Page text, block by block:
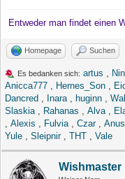
Entweder man findet einen
Homepage Suchen
Es bedanken sich: artus
Anicca777
Hernes_Son
Dancred
Inara huginn
Slaskia
Rahanas Alva
Alexis Fulvia Czar,
Yule
Sleipnir, THT Vale
Wishmaster